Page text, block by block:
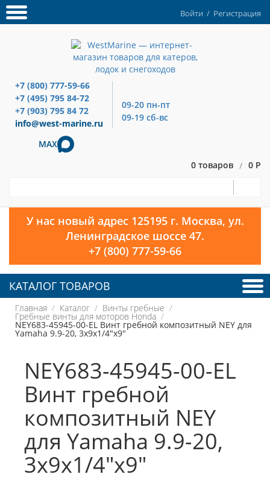
Войти / Регистрация
+7 (800) 777-59-66
+7 (495) 795 84-72
+7 (903) 795 84 72
info@west-marine.ru
09-20 пн-пт
09-19 сб-вс
MAX
0 товаров / 0 Р
У нас новый адрес 125195 г. Москва, ул.
Ленинградское шоссе 47.
+7 (800) 777-59-66
КАТАЛОГ ТОВАРОВ
Главная Каталог Винты гребные
Гребные винты для моторов Honda
NEY683-45945-00-EL Винт гребной композитный NEY для
Yamaha 9.9-20, 3x9x1/4"x9"
NEY683-45945-00-EL
Винт гребной
композитный NEY
для Yamaha 9.9-20,
3x9x1/4"x9"